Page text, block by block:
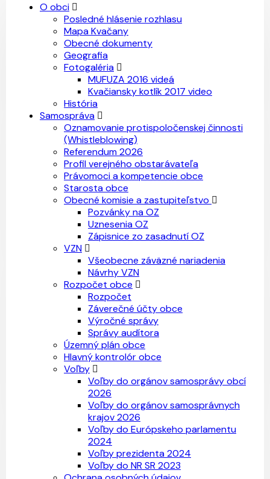
O obci
Posledné hlásenie rozhlasu
Mapa Kvačany
Obecné dokumenty
Geografia
Fotogaléria
MUFUZA 2016 videá
Kvačiansky kotlík 2017 video
História
Samospráva
Oznamovanie protispoločenskej činnosti
(Whistleblowing)
Referendum 2026
Profil verejného obstarávateľa
Právomoci a kompetencie obce
Starosta obce
Obecné komisie a zastupiteľstvo
Pozvánky na OZ
Uznesenia OZ
Zápisnice zo zasadnutí OZ
VZN
Všeobecne záväzné nariadenia
Návrhy VZN
Rozpočet obce
Rozpočet
Záverečné účty obce
Výročné správy
Správy audítora
Územný plán obce
Hlavný kontrolór obce
Voľby
Voľby do orgánov samosprávy obcí
2026
Voľby do orgánov samosprávnych
krajov 2026
Voľby do Európskeho parlamentu
2024
Voľby prezidenta 2024
Voľby do NR SR 2023